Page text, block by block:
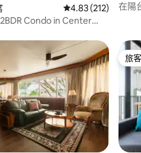
從 212 則評價中獲
4.83 (212)
Condo in Center
在陽
旅
旅